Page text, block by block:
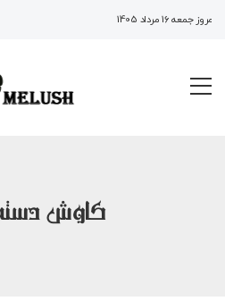
امروز جمعه 16 مرداد 1405
کاوش